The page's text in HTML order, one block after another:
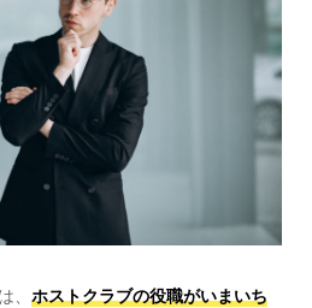
、 ホストクラブの役職がいまいち